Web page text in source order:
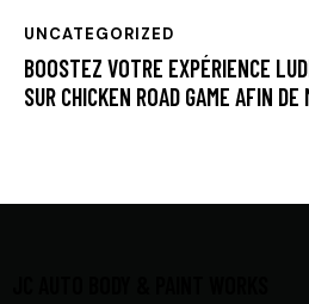
UNCATEGORIZED
BOOSTEZ VOTRE EXPÉRIENCE
SUR CHICKEN ROAD GAME AFIN